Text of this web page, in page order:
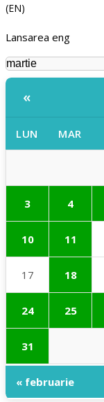
(EN)
Lansarea eng
«
LUN MAR
3 4
10 11
17 18
24 25
31
« februarie